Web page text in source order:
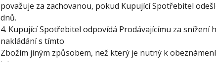
považuje za zachovanou, pokud Kupující Spotřebitel
dnů.
4. Kupující Spotřebitel odpovídá Prodávajícímu za
nakládání s tímto
Zbožím jiným způsobem, než který je nutný k